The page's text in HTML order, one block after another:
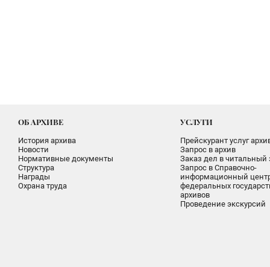
ОБ АРХИВЕ
История архива
Новости
Нормативные документы
Структура
Награды
Охрана труда
УСЛУГИ
Прейскурант услуг
Запрос в архив
Заказ дел в читальный
Запрос в Справочно-
информационный
федеральных
архивов
Проведение экскурсий